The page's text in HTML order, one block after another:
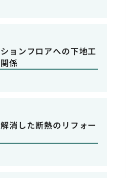
ョンフロアへの下地工
係
消した断熱のリフォー